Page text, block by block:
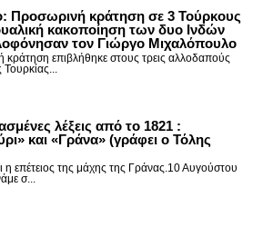
Προσωρινή κράτηση σε 3 Τούρκους
κακοποίηση των δυο Ινδών
τον Γιώργο Μιχαλόπουλο
κράτηση επιβλήθηκε στους τρεις αλλοδαπούς
λέξεις από το 1821 :
και «Γράνα» (γράφει ο Τόλης
η επέτειος της μάχης της Γράνας.10 Αυγούστου
σ...